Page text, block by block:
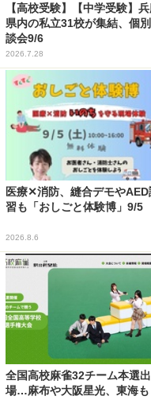
【高校受験】【中学受験】
県内の私立31校が集結、個
談会9/6
2026.7.28
医療✕消防、縫合デモやAED
習も「おしごと体験博」9/5
2026.8.6
全国高校麻雀32チーム本選出
場…麻布や大阪星光、東海も